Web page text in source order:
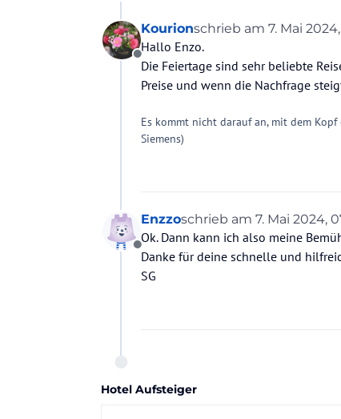
Offline
Kourionschrieb am 7. Mai
zuletzt editiert von
Hallo Enzo.
Die Feiertage sind sehr beliebte
Preise und wenn die Nachfrage
Es kommt nicht darauf an, mit dem
Siemens)
Offline
Enzzoschrieb am 7. Mai 2024,
zuletzt editiert von
Ok. Dann kann ich also meine
Danke für deine schnelle und
SG
Hotel Aufsteiger